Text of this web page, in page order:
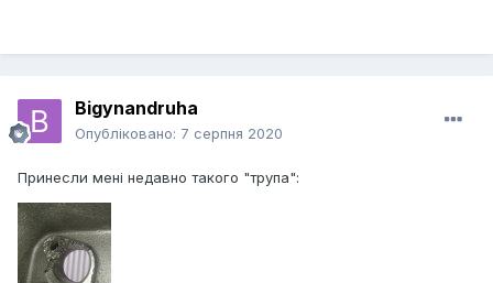
Bigynandruha
Опубліковано: 7 серпня 2020
Принесли мені недавно такого "трупа":